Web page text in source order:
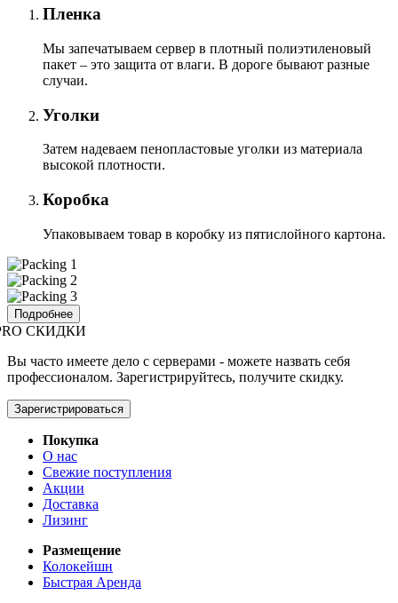
Пленка
Мы запечатываем сервер в плотный полиэтиленовый
пакет – это защита от влаги. В дороге бывают разные
случаи.
Уголки
Затем надеваем пенопластовые уголки из материала
высокой плотности.
Коробка
Упаковываем товар в коробку из пятислойного картона.
Подробнее
СКИДКИ
Вы часто имеете дело с серверами - можете назвать себя
профессионалом. Зарегистрируйтесь, получите скидку.
Зарегистрироваться
Покупка
О нас
Свежие поступления
Акции
Доставка
Лизинг
Размещение
Колокейшн
Быстрая Аренда